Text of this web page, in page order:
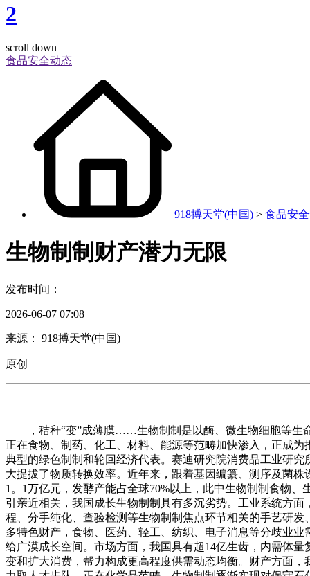
2
scroll down
食品安全动态
918搏天堂(中国) > 食品安
生物制制财产潜力无限
发布时间：
2026-06-07 07:08
来源： 918搏天堂(中国)
原创
，秸秆“变”成薄膜……生物制制是以酶、微生物细胞等生命
正在食物、制药、化工、材料、能源等范畴加快渗入，正成
典型的绿色制制和轮回经济代表。赛迪研究院消费品工业研
大提拔了物质转换效率。近年来，跟着基因编纂、测序及菌
1。1万亿元，发酵产能占全球70%以上，此中生物制制食物
引亲近相关，我国成长生物制制具有多沉劣势。工业系统方
程、分手纯化、查验检测等生物制制焦点环节相关的手艺研
多特色财产，食物、医药、轻工、纺织、电子消息等分歧业
给广漠成长空间。市场方面，我国具有超14亿生齿，内需体
变和扩大消费，帮力构成更高程度供需动态均衡。财产方面